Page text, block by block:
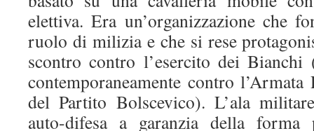
elettiva. Era un’organizzazione che
ruolo di milizia e che si rese
scontro contro l’esercito dei
contemporaneamente contro
del Partito Bolscevico). L’ala
auto-difesa a garanzia della forma